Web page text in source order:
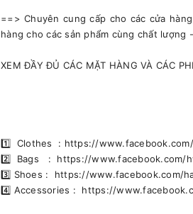
==> Chuyên cung cấp cho các cửa
hàng cho các sản phẩm cùng chất
XEM ĐẦY ĐỦ CÁC MẶT HÀNG VÀ CÁC
1️⃣ Clothes : https://www.facebook.com/
2️⃣ Bags : https://www.facebook.com/
3️⃣ Shoes : https://www.facebook.com/
4️⃣ Accessories : https://